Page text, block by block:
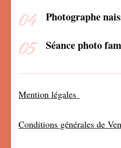
Photographe
Séance photo
Mention légales
Conditions générales de